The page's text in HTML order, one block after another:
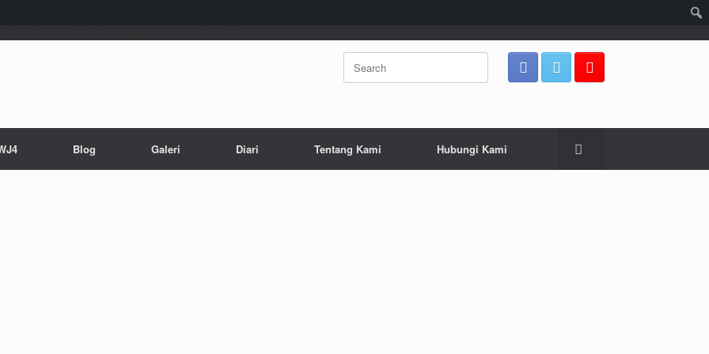
Search
for:
Blog Galeri Diari Tentang Kami Hubungi Kami